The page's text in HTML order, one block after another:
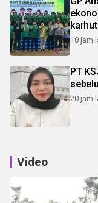
18 jam
PT
20 jam
Video